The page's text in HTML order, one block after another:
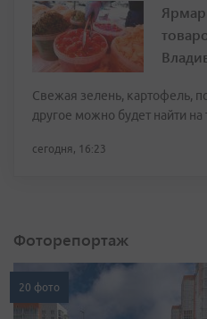
Свежая зелень, картофель,
другое можно будет найти
сегодня, 16:23
Фоторепортаж
20 фото